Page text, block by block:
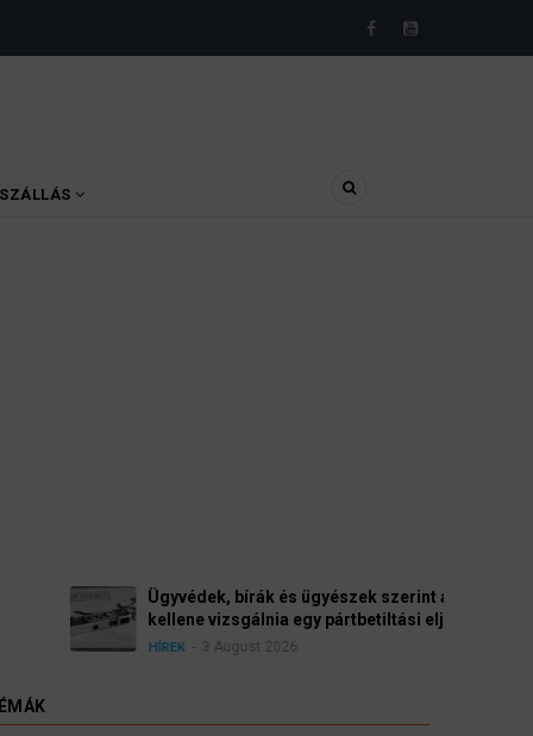
SZÁLLÁS
szerint a német politikának mielőbb meg
eljárás elindítását.